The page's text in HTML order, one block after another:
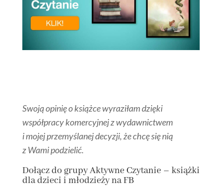
Swoją opinię o książce wyraziłam dzięki
współpracy komercyjnej z wydawnictwem
i mojej przemyślanej decyzji, że chcę się nią
z Wami podzielić.
Dołączdo grupyAktywne Czytanie – książki
dla dzieci i młodzieży na FB